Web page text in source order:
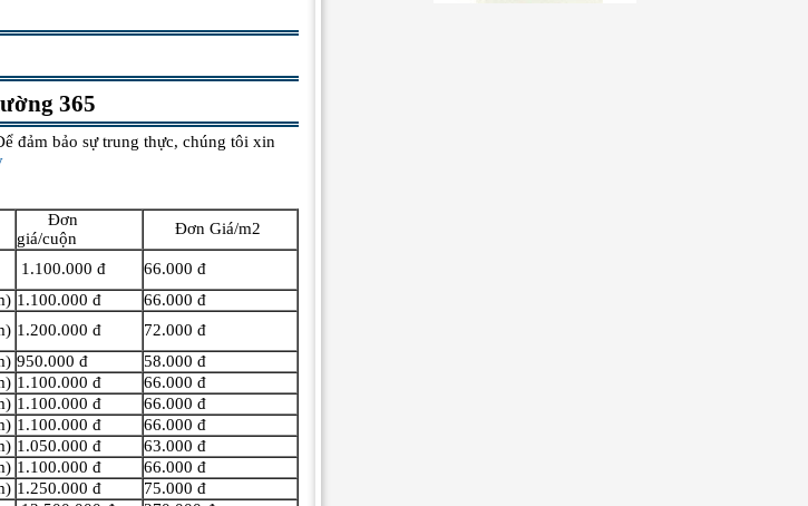
365
đảm bảo sự trung thực, chúng tôi xin
Đơn
giá/cuộn
Đơn Giá/m2
1.100.000 đ
66.000 đ
1.100.000 đ
66.000 đ
1.200.000 đ
72.000 đ
950.000 đ
58.000 đ
1.100.000 đ
66.000 đ
1.100.000 đ
66.000 đ
1.100.000 đ
66.000 đ
1.050.000 đ
63.000 đ
1.100.000 đ
66.000 đ
1.250.000 đ
75.000 đ